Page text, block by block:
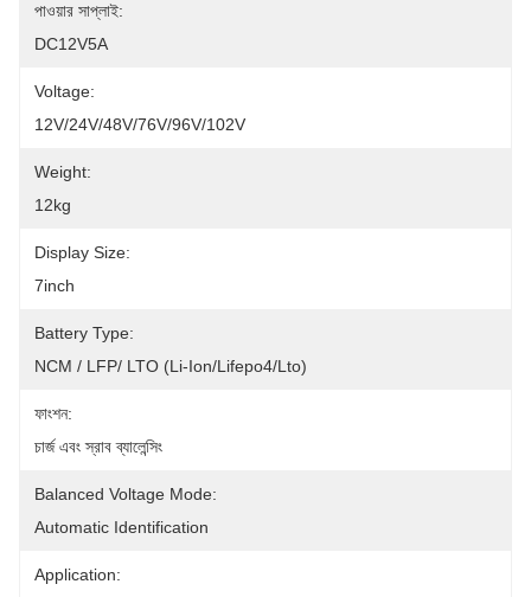
পাওয়ার সাপ্লাই:
DC12V5A
Voltage:
12V/24V/48V/76V/96V/102V
Weight:
12kg
Display Size:
7inch
Battery Type:
NCM / LFP/ LTO (Li-Ion/Lifepo4/Lto)
ফাংশন:
চার্জ এবং স্রাব ব্যালেন্সিং
Balanced Voltage Mode:
Automatic Identification
Application: